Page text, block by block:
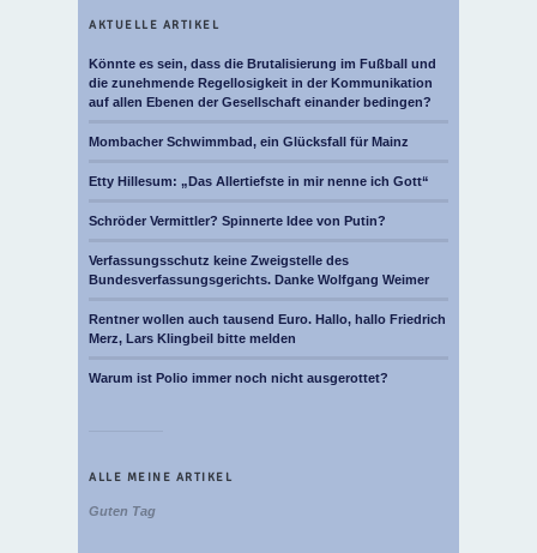
AKTUELLE ARTIKEL
Könnte es sein, dass die Brutalisierung im Fußball und
die zunehmende Regellosigkeit in der Kommunikation
auf allen Ebenen der Gesellschaft einander bedingen?
Mombacher Schwimmbad, ein Glücksfall für Mainz
Etty Hillesum: „Das Allertiefste in mir nenne ich Gott“
Schröder Vermittler? Spinnerte Idee von Putin?
Verfassungsschutz keine Zweigstelle des
Bundesverfassungsgerichts. Danke Wolfgang Weimer
Rentner wollen auch tausend Euro. Hallo, hallo Friedrich
Merz, Lars Klingbeil bitte melden
Warum ist Polio immer noch nicht ausgerottet?
ALLE MEINE ARTIKEL
Guten Tag